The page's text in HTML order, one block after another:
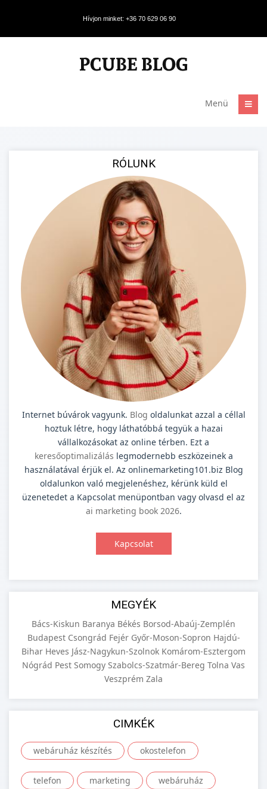
Hívjon minket: +36 70 629 06 90
Menü
RÓLUNK
Internet búvárok vagyunk. Blog oldalunkat azzal a céllal
hoztuk létre, hogy láthatóbbá tegyük a hazai
vállalkozásokat az online térben. Ezt a
keresőoptimalizálás legmodernebb eszközeinek a
használatával érjük el. Az onlinemarketing101.biz Blog
oldalunkon való megjelenéshez, kérünk küld el
üzenetedet a Kapcsolat menüpontban vagy olvasd el az
ai marketing book 2026.
Kapcsolat
MEGYÉK
Bács-Kiskun Baranya Békés Borsod-Abaúj-Zemplén
Budapest Csongrád Fejér Győr-Moson-Sopron Hajdú-
Bihar Heves Jász-Nagykun-Szolnok Komárom-Esztergom
Nógrád Pest Somogy Szabolcs-Szatmár-Bereg Tolna Vas
Veszprém Zala
CIMKÉK
webáruház készítés okostelefon
telefon marketing webáruház